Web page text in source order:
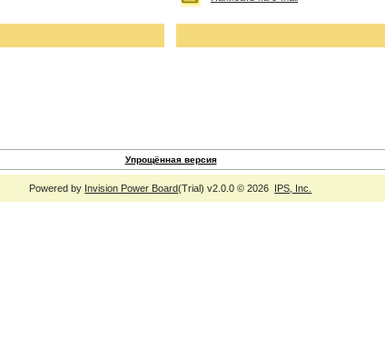
Упрощённая версия
Powered by Invision Power Board(Trial) v2.0.0 © 2026 IPS, Inc.